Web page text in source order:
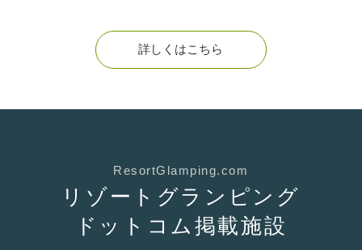
詳しくはこちら
ResortGlamping.com
リゾートグランピング
ドットコム掲載施設